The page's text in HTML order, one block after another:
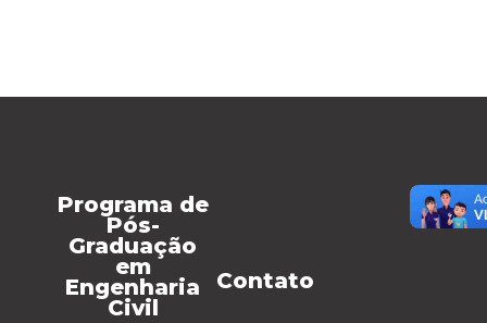
Programa de
Pós-
Graduação
em
Engenharia
Civil
Contato